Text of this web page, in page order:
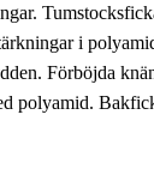
i
Förböjda
polyamid.